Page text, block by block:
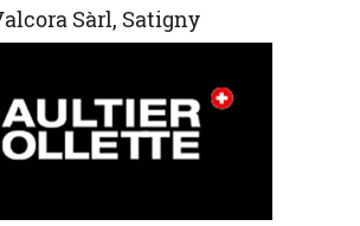
Sàrl, Satigny